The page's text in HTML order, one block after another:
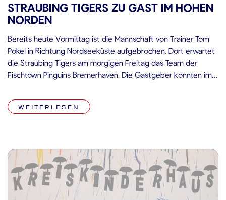
STRAUBING TIGERS ZU GAST IM HOHEN
NORDEN
Bereits heute Vormittag ist die Mannschaft von Trainer Tom
Pokel in Richtung Nordseeküste aufgebrochen. Dort erwartet
die Straubing Tigers am morgigen Freitag das Team der
Fischtown Pinguins Bremerhaven. Die Gastgeber konnten im
Niederlagen gegen Ingolstadt mit 4:3 und gegen die
Düsseldorfer EG mit 3:2 n.V. fielen jedes […]
WEITERLESEN